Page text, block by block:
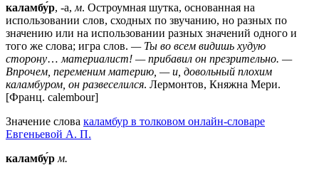
каламбу́р, -а, м. Остроумная шутка, основанная на
использовании слов, сходных по звучанию, но разных по
значению или на использовании разных значений одного и
того же слова; игра слов. — Ты во всем видишь худую
сторону… материалист! — прибавил он презрительно. —
Впрочем, переменим материю, — и, довольный плохим
каламбуром, он развеселился. Лермонтов, Княжна Мери.
[Франц. calembour]
Значение слова каламбур в толковом онлайн-словаре
Евгеньевой А. П.
каламбу́р м.